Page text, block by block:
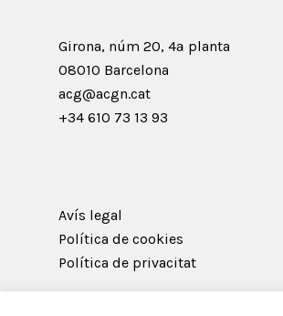
Girona, núm 20, 4ª planta
08010 Barcelona
acg@acgn.cat
+34 610 73 13 93
Avís legal
Política de cookies
Política de privacitat